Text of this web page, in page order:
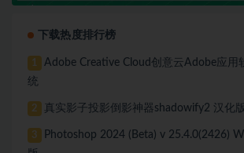
下载热度排行榜
1
Adobe Creative Cloud创意云Adobe应用
统
2 真实影子投影倒影神器shadowify2 汉化
3
Photoshop 2024 (Beta) v 25.4.0(2426)